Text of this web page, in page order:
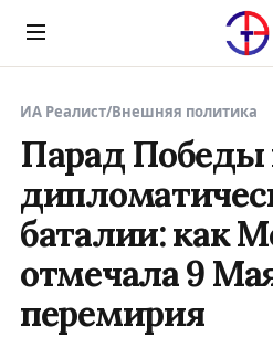
Menu
ИА Реалист/Внешняя политика
Парад Победы
баталии: как
отмечала 9
перемирия